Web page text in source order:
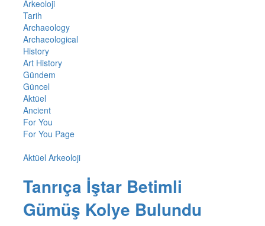
Arkeoloji
Tarih
Archaeology
Archaeological
History
Art History
Gündem
Güncel
Aktüel
Ancient
For You
For You Page
Aktüel Arkeoloji
Tanrıça İştar Betimli
Gümüş Kolye Bulundu